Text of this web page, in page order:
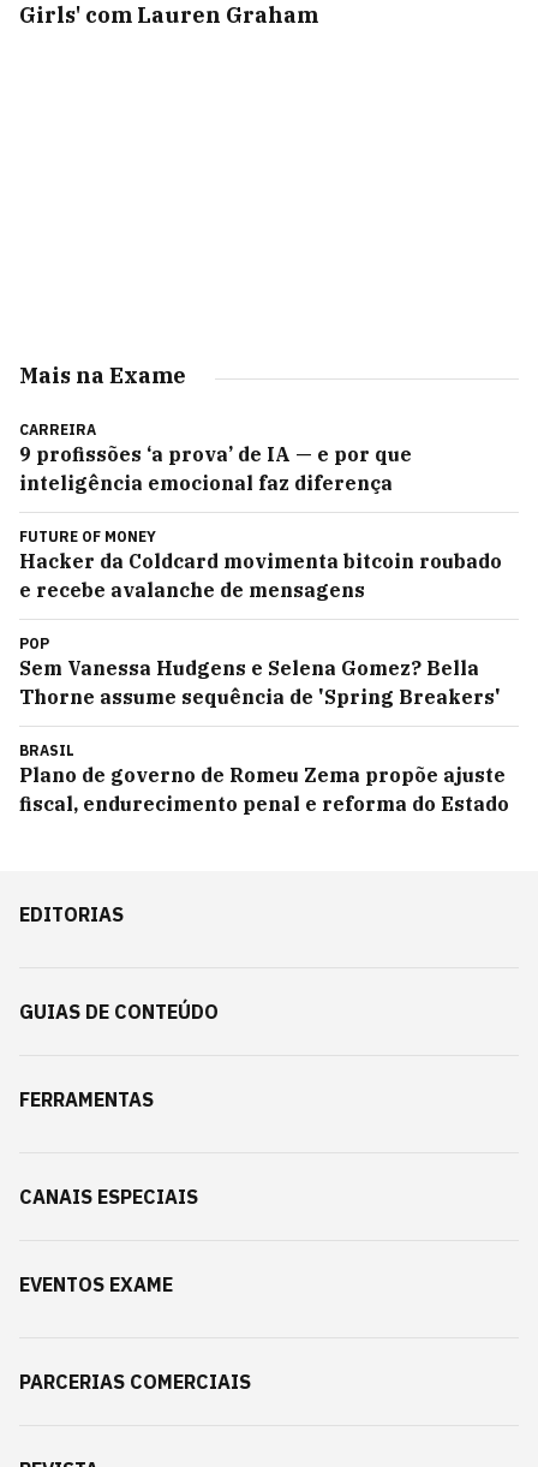
Girls' com Lauren Graham
Mais na Exame
CARREIRA
9 profissões ‘a prova’ de IA — e por que
inteligência emocional faz diferença
FUTURE OF MONEY
Hacker da Coldcard movimenta bitcoin roubado
e recebe avalanche de mensagens
POP
Sem Vanessa Hudgens e Selena Gomez? Bella
Thorne assume sequência de 'Spring Breakers'
BRASIL
Plano de governo de Romeu Zema propõe ajuste
fiscal, endurecimento penal e reforma do Estado
EDITORIAS
GUIAS DE CONTEÚDO
FERRAMENTAS
CANAIS ESPECIAIS
EVENTOS EXAME
PARCERIAS COMERCIAIS